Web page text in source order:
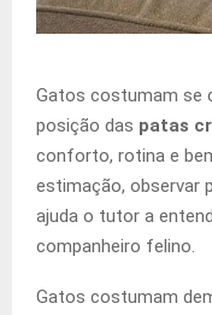
Gatos costumam se
posição das patas
conforto, rotina e
estimação, observar
ajuda o tutor a
companheiro felino.
Gatos costumam